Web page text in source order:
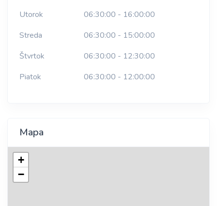
Utorok
06:30:00 - 16:00:00
Streda
06:30:00 - 15:00:00
Štvrtok
06:30:00 - 12:30:00
Piatok
06:30:00 - 12:00:00
Mapa
+
−